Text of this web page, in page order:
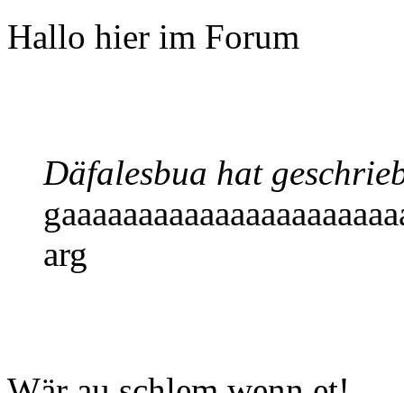
Hallo hier im Forum
Däfalesbua hat
arg